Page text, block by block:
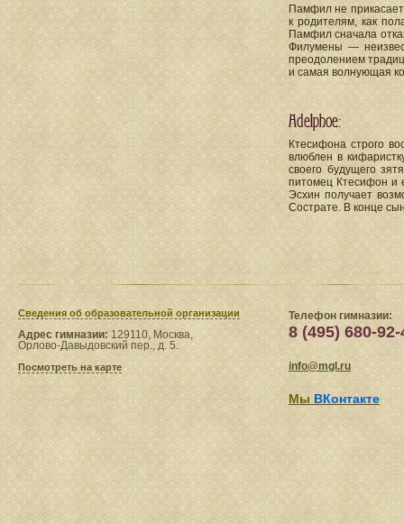
Памфил не
к родителям, как
Памфил сначала
Филумены —
преодолением
и самая волнующая
Adelphoe:
Ктесифона строго
влюблен в
своего будущего
питомец Ктесифон и
Эсхин получает
Сострате. В конце
Сведения​ об образовательной организации
Адрес гимназии: 129110, Москва,
Орлово-Давыдовский пер., д. 5.
Посмотреть на карте
Телефон гимназии:
8 (495) 680-92-
info@mgl.ru
Мы ВКонтакте